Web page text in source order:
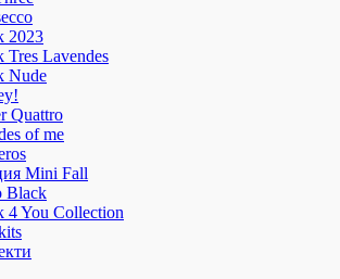
2023
Tres Lavendes
Nude
Quattro
of me
Mini Fall
Black
4 You Collection